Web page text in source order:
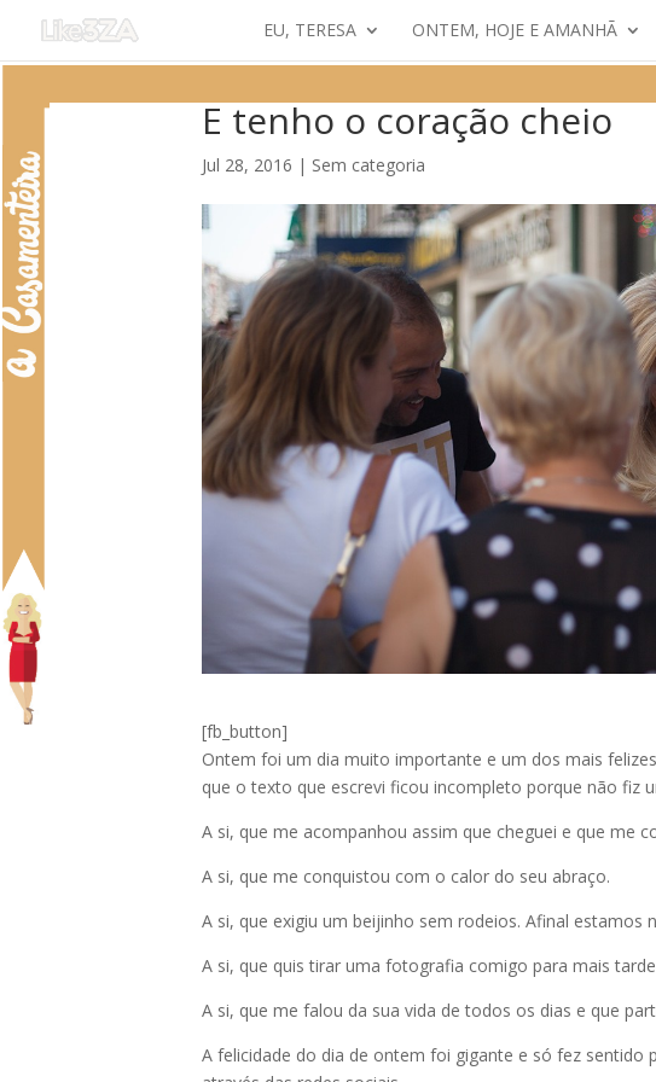
EU, TERESA ONTEM, HOJE E AMANHÃ
E tenho o coração cheio
Jul 28, 2016 | Sem categoria
[fb_button]
Ontem foi um dia muito importante e um dos mais
que o texto que escrevi ficou incompleto porque não fiz
A si, que me acompanhou assim que cheguei e que me
A si, que me conquistou com o calor do seu abraço.
A si, que exigiu um beijinho sem rodeios. Afinal estamos
A si, que quis tirar uma fotografia comigo para mais
A si, que me falou da sua vida de todos os dias e que
A felicidade do dia de ontem foi gigante e só fez sentido